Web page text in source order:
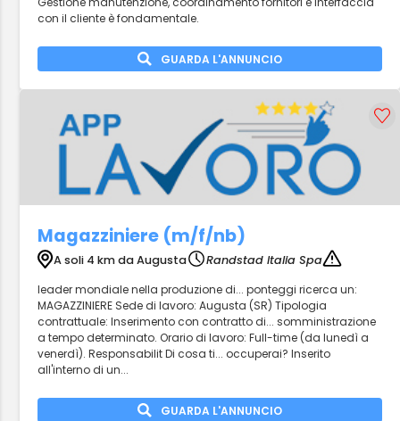
con il cliente è fondamentale.
GUARDA L'ANNUNCIO
Magazziniere (m/f/nb)
A soli 4 km da Augusta
Randstad Italia Spa
leader mondiale nella produzione di... ponteggi ricerca un:
MAGAZZINIERE Sede di lavoro: Augusta (SR) Tipologia
contrattuale: Inserimento con contratto di... somministrazione
a tempo determinato. Orario di lavoro: Full-time (da lunedì a
venerdì). Responsabilit Di cosa ti... occuperai? Inserito
all'interno di un...
GUARDA L'ANNUNCIO